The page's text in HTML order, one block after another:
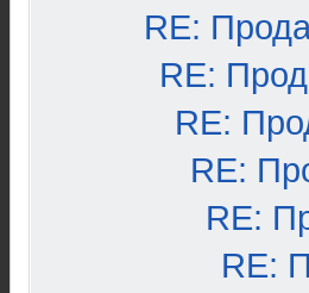
RE:
RE:
RE:
RE:
RE:
RE: